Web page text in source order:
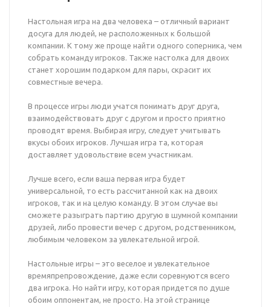
Настольная игра на два человека – отличный вариант
досуга для людей, не расположенных к большой
компании. К тому же проще найти одного соперника, чем
собрать команду игроков. Также настолка для двоих
станет хорошим подарком для пары, скрасит их
совместные вечера.
В процессе игры люди учатся понимать друг друга,
взаимодействовать друг с другом и просто приятно
проводят время. Выбирая игру, следует учитывать
вкусы обоих игроков. Лучшая игра та, которая
доставляет удовольствие всем участникам.
Лучше всего, если ваша первая игра будет
универсальной, то есть рассчитанной как на двоих
игроков, так и на целую команду. В этом случае вы
сможете разыграть партию другую в шумной компании
друзей, либо провести вечер с другом, родственником,
любимым человеком за увлекательной игрой.
Настольные игры – это веселое и увлекательное
времяпрепровождение, даже если соревнуются всего
два игрока. Но найти игру, которая придется по душе
обоим оппонентам, не просто. На этой странице